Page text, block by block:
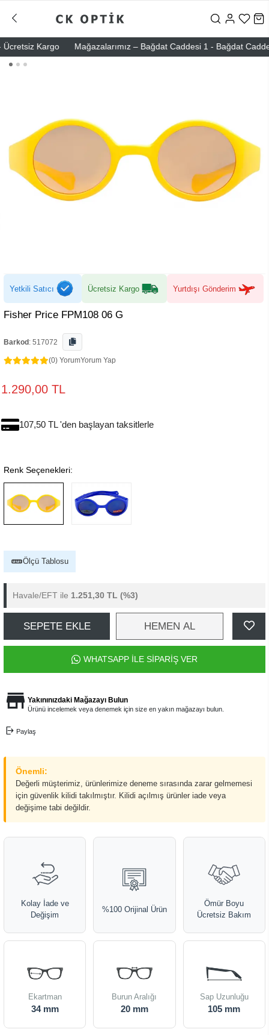
Kargo Mağazalarımız – Bağdat Caddesi 1 - Bağdat
Yetkili Satıcı Ücretsiz Kargo Yurtdışı Gönderim
Fisher Price FPM108 06 G
Barkod : 517072
(0) YorumYorum Yap
1.290,00 TL
107,50 TL 'den başlayan taksitlerle
Renk Seçenekleri:
Ölçü Tablosu
Havale/EFT ile 1.251,30 TL (%3)
SEPETE EKLE HEMEN AL
WHATSAPP İLE SİPARİŞ VER
Yakınınızdaki Mağazayı Bulun
Ürünü incelemek veya denemek için size en yakın mağazayı bulun.
Paylaş
Önemli:
Değerli müşterimiz, ürünlerimize deneme sırasında zarar gelmemesi
için güvenlik kilidi takılmıştır. Kilidi açılmış ürünler iade veya
değişime tabi değildir.
Kolay İade ve
Değişim
%100 Orijinal Ürün
Ömür Boyu
Ücretsiz Bakım
Ekartman
34 mm
Burun Aralığı
20 mm
Sap Uzunluğu
105 mm